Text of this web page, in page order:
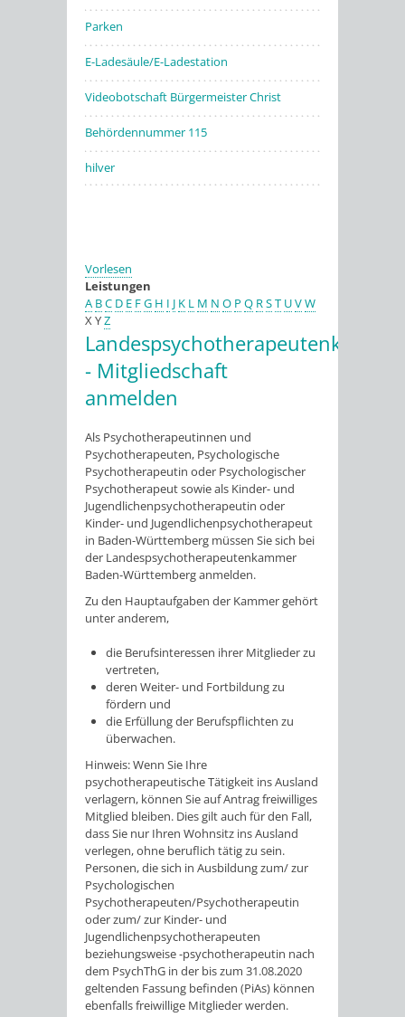
Parken
E-Ladesäule/E-Ladestation
Videobotschaft Bürgermeister Christ
Behördennummer 115
hilver
Vorlesen
Leistungen
A BC D E FG H I J K L M N O P Q RST UVW
XYZ
- Mitgliedschaft
anmelden
Als Psychotherapeutinnen und
Psychotherapeuten, Psychologische
Psychotherapeutin oder Psychologischer
Psychotherapeut sowie als Kinder- und
Jugendlichenpsychotherapeutin oder
Kinder- und Jugendlichenpsychotherapeut
in Baden-Württemberg müssen Sie sich bei
der Landespsychotherapeutenkammer
Baden-Württemberg anmelden.
Zu den Hauptaufgaben der Kammer gehört
unter anderem,
die Berufsinteressen ihrer Mitglieder zu
vertreten,
deren Weiter- und Fortbildung zu
fördern und
die Erfüllung der Berufspflichten zu
überwachen.
Hinweis:Wenn Sie Ihre
psychotherapeutische Tätigkeit ins Ausland
verlagern, können Sie auf Antrag freiwilliges
Mitglied bleiben. Dies gilt auch für den Fall,
dass Sie nur Ihren Wohnsitz ins Ausland
verlegen, ohne beruflich tätig zu sein.
Personen, die sich in Ausbildung zum/ zur
Psychologischen
Psychotherapeuten/Psychotherapeutin
oder zum/ zur Kinder- und
Jugendlichenpsychotherapeuten
beziehungsweise -psychotherapeutin nach
dem PsychThG in der bis zum 31.08.2020
geltenden Fassung befinden (PiAs) können
ebenfalls freiwillige Mitglieder werden.